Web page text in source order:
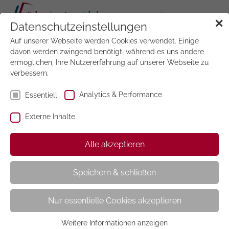
Jetzt
testen
Das Neue Blatt
✕
Datenschutzeinstellungen
Auf unserer Webseite werden Cookies verwendet. Einige
davon werden zwingend benötigt, während es uns andere
ermöglichen, Ihre Nutzererfahrung auf unserer Webseite zu
verbessern.
Essentiell Analytics & Performance
Externe Inhalte
Alle akzeptieren
Speichern & schließen
Nur essentielle Cookies akzeptieren
Weitere Informationen anzeigen